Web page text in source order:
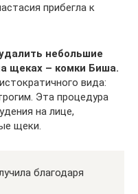
прибегла к
небольшие
щеках – комки Биша.
вида:
Эта процедура
на лице,
щеки.
благодаря